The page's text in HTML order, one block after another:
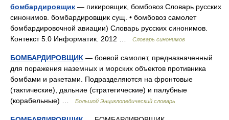
бомбардировщик — пикировщик, бомбовоз Словарь русских
синонимов. бомбардировщик сущ. • бомбовоз самолет
бомбардировочной авиации) Словарь русских синонимов.
Контекст 5.0 Информатик. 2012 …
Словарь синонимов
БОМБАРДИРОВЩИК — боевой самолет, предназначенный
для поражения наземных и морских объектов противника
бомбами и ракетами. Подразделяются на фронтовые
(тактические), дальние (стратегические) и палубные
(корабельные) …
Большой Энциклопедический словарь